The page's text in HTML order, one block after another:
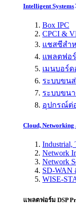
Intelligent Systems
Box IPC
CPCI &
แชสซีสำ
แพลตฟอ
เมนบอร์
ระบบขน
ระบบขนา
อุปกรณ์ต่
Cloud, Networking
Industrial,
Network
Network
SD-WAN
WISE-
แพลตฟอร์ม DSP